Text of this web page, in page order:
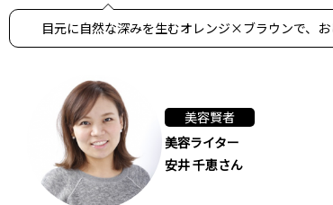
目元に自然な深みを生むオレンジ×ブラウンで、お
美容賢者
美容ライター
安井 千恵さん